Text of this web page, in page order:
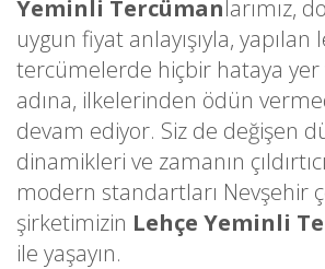
Yeminli Tercümanlarımız,
uygun fiyat anlayışıyla, yapılan
tercümelerde hiçbir hataya
adına, ilkelerinden ödün
devam ediyor. Siz de değişen
dinamikleri ve zamanın
modern standartları Nevşehir
şirketimizin Lehçe Yeminli
ile yaşayın.